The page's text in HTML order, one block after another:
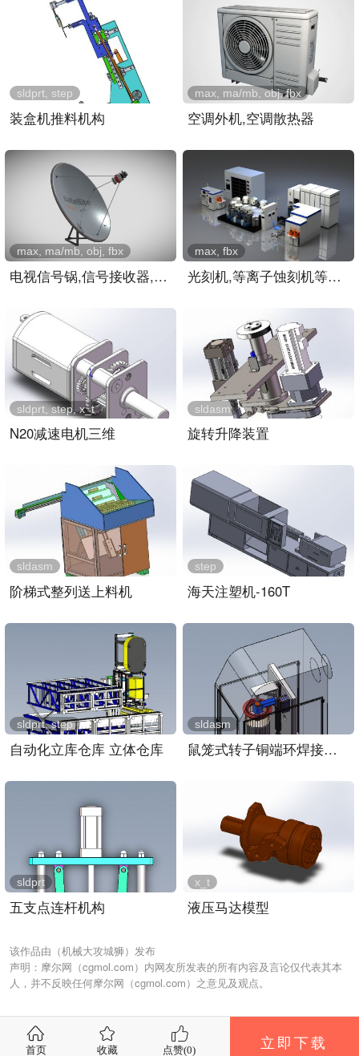
装盒机推料机构
sldprt, step
空调外机,空调散热器
max, ma/mb, obj, fbx
电视信号锅,信号接收器,屋..
max, ma/mb, obj, fbx
光刻机,等离子蚀刻机等芯片..
max, fbx
N20减速电机三维
sldprt, step, x_t
旋转升降装置
sldasm
阶梯式整列送上料机
sldasm
海天注塑机-160T
step
自动化立库仓库 立体仓库
sldprt, step
鼠笼式转子铜端环焊接装置..
sldasm
五支点连杆机构
sldprt
液压马达模型
x_t
该作品由（机械大攻城狮）发布
声明：摩尔网（cgmol.com）内网友所发表的所有内容及言论仅代表其本
人，并不反映任何摩尔网（cgmol.com）之意见及观点。
首页 收藏 点赞(0) 立即下载